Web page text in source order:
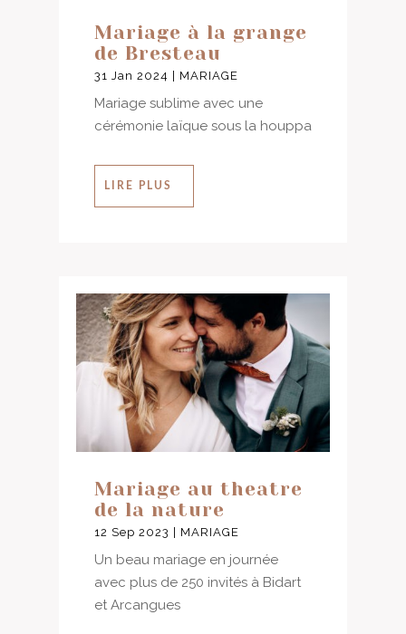
Mariage à la grange
de Bresteau
31 Jan 2024 MARIAGE
Mariage sublime avec une
cérémonie laïque sous la houppa
LIRE PLUS
Mariage au theatre
de la nature
12 Sep 2023 MARIAGE
Un beau mariage en journée
avec plus de 250 invités à Bidart
et Arcangues